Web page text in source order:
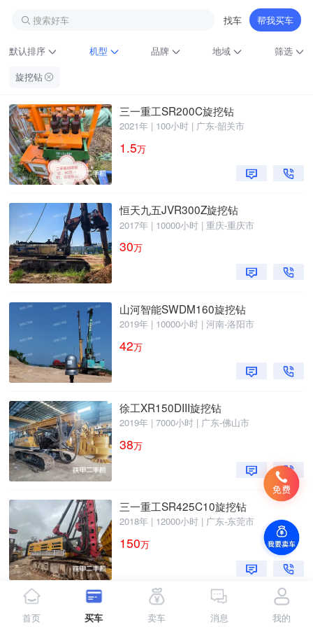
搜索好车 找车 帮我买车
默认排序 机型 品牌 地域
筛选
旋挖钻
三一重工SR200C旋挖钻
2021年 | 100小时 | 广东-韶关市
1.5万
恒天九五JVR300Z旋挖钻
2017年 | 10000小时 | 重庆-重庆市
30万
山河智能SWDM160旋挖钻
2019年 | 10000小时 | 河南-洛阳市
42万
徐工XR150DIII旋挖钻
2019年 | 7000小时 | 广东-佛山市
38万
三一重工SR425C10旋挖钻
2018年 | 12000小时 | 广东-东莞市
150万
上海金泰SC55（铣销搅拌钻机）旋挖钻
2022年 | 4000小时 | 山东-青岛市
首页 买车 卖车 消息 我的
铁甲龙总部 4000099032 认证经纪人